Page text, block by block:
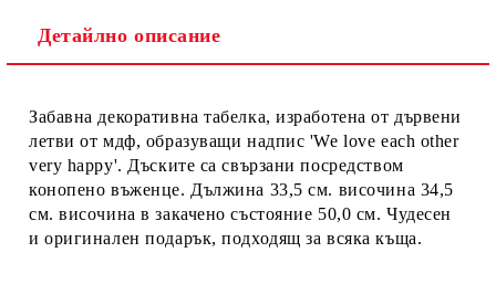
Детайлно описание
Забавна декоративна табелка, изработена от дървени
летви от мдф, образуващи надпис 'We love each other
very happy'. Дъските са свързани посредством
конопено въженце. Дължина 33,5 см. височина 34,5
см. височина в закачено състояние 50,0 см. Чудесен
и оригинален подарък, подходящ за всяка къща.